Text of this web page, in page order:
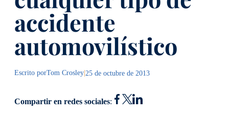
accidente
automovilístico
Escrito porTom Crosley|25 de octubre de 2013
Compartir en redes sociales: